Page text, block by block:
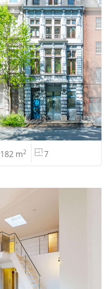
182 m2 7